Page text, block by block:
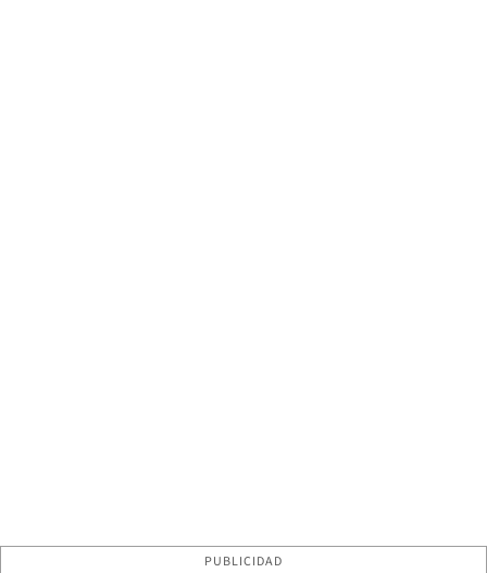
PUBLICIDAD